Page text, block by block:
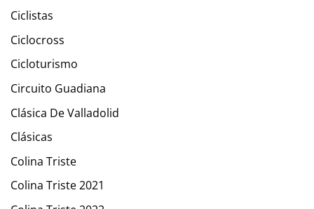
Ciclistas
Ciclocross
Cicloturismo
Circuito Guadiana
Clásica De Valladolid
Clásicas
Colina Triste
Colina Triste 2021